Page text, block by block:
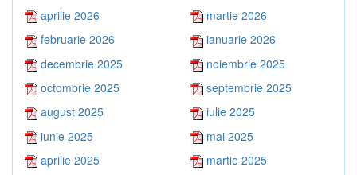
aprilie 2026
martie 2026
februarie 2026
ianuarie 2026
decembrie 2025
noiembrie 2025
octombrie 2025
septembrie 2025
august 2025
iulie 2025
iunie 2025
mai 2025
aprilie 2025
martie 2025